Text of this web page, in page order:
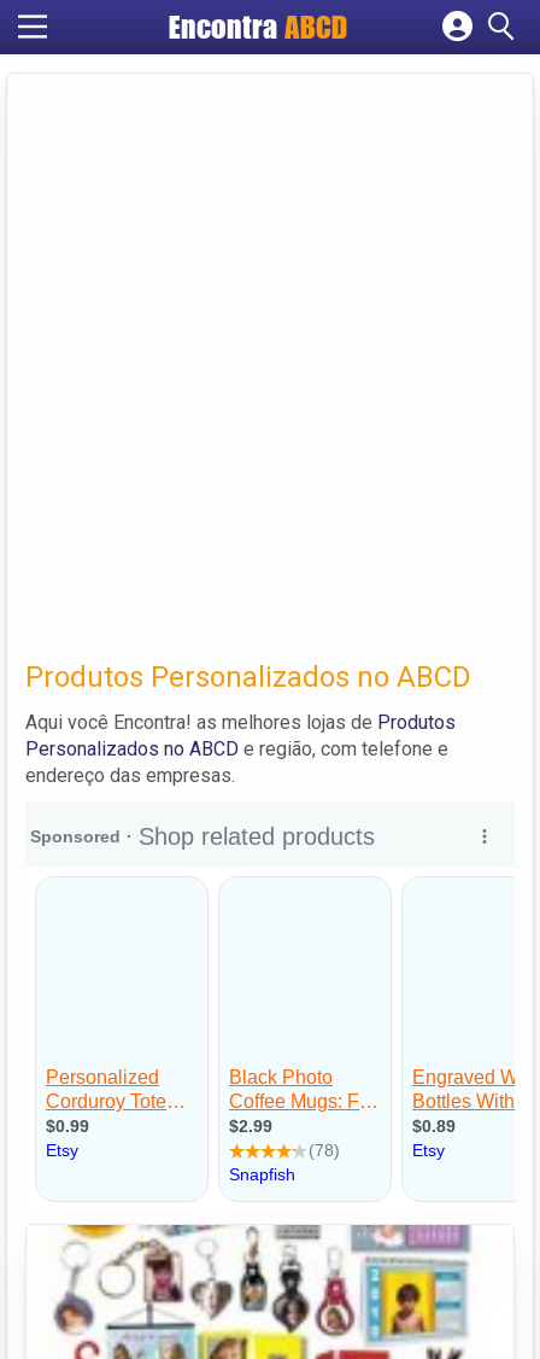
EncontraABCD
Cadastrar empresa
Produtos Personalizados no ABCD
Aqui você Encontra! as melhores lojas de Produtos
Personalizados no ABCD e região, com telefone e
endereço das empresas.